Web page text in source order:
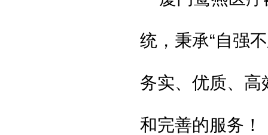
统，秉承“自强
务实、优质、高
和完善的服务！